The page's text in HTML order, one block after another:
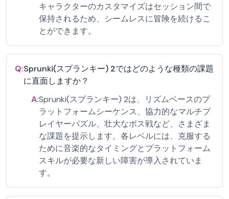
キャラクターのカスタマイズはセッション間で
保持されるため、シームレスに冒険を続けるこ
とができます。
Q:Sprunki(スプランキー) 2ではどのような種類の課題
に直面しますか？
A:Sprunki(スプランキー) 2は、リズムベースのプ
ラットフォームシーケンス、協力的なマルチプ
レイヤーパズル、壮大なボス戦など、さまざま
な課題を提示します。各レベルには、克服する
ために音楽的なタイミングとプラットフォーム
スキルが必要な新しい障害が導入されていま
す。